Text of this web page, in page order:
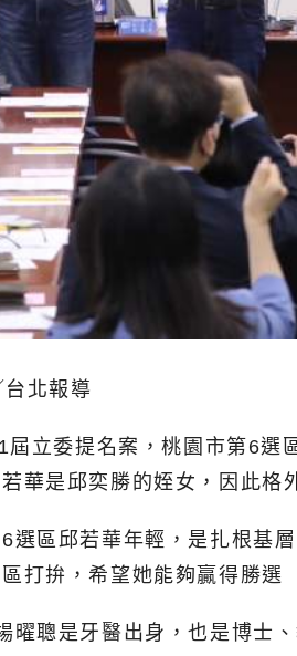
北報導
立委提名案，桃園市第6
華是邱奕勝的姪女，因此格
選區邱若華年輕，是扎根基
打拚，希望她能夠贏得勝選
曜聰是牙醫出身，也是博士